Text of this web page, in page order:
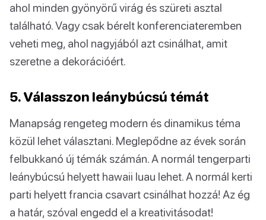
ahol minden gyönyörű virág és szüreti asztal
található. Vagy csak bérelt konferenciateremben
veheti meg, ahol nagyjából azt csinálhat, amit
szeretne a dekorációért.
5. Válasszon leánybúcsú témát
Manapság rengeteg modern és dinamikus téma
közül lehet választani. Meglepődne az évek során
felbukkanó új témák számán. A normál tengerparti
leánybúcsú helyett hawaii luau lehet. A normál kerti
parti helyett francia csavart csinálhat hozzá! Az ég
a határ, szóval engedd el a kreativitásodat!